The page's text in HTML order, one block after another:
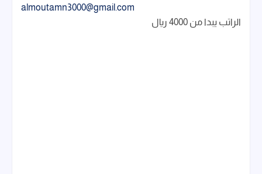
almoutamn3000@gmail.com
الراتب يبدا من 4000 ريال